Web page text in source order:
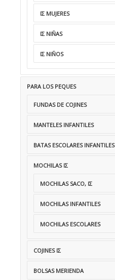
ΙΣ MUJERES
ΙΣ NIÑAS
ΙΣ NIÑOS
PARA LOS PEQUES
FUNDAS DE COJINES
MANTELES INFANTILES
BATAS ESCOLARES INFANTILES
MOCHILAS ΙΣ
MOCHILAS SACO, ΙΣ
MOCHILAS INFANTILES
MOCHILAS ESCOLARES
COJINES IΣ
BOLSAS MERIENDA